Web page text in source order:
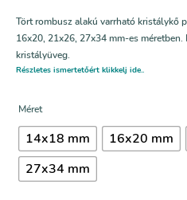
Tört rombusz alakú varrható kristálykő
16x20, 21x26, 27x34 mm-es
kristályüveg.
Részletes ismertetőért klikkelj ide..
Méret
14x18 mm 16x20 mm
27x34 mm